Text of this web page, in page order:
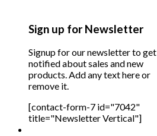
Sign up for Newsletter
Signup for our newsletter to get
notified about sales and new
products. Add any text here or
remove it.
[contact-form-7 id="7042"
title="Newsletter Vertical"]